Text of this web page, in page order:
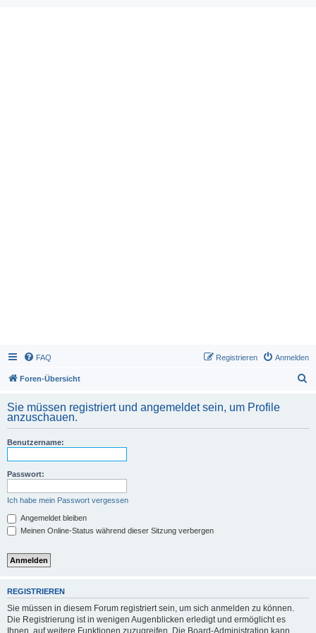
FAQ Anmelden
Registrieren
Foren-Übersicht
h
Sie müssen registriert und angemeldet sein, um Profile
anzuschauen.
Benutzername:
Passwort:
Ich habe mein Passwort vergessen
Angemeldet bleiben
Meinen Online-Status während dieser Sitzung verbergen
REGISTRIEREN
Sie müssen in diesem Forum registriert sein, um sich anmelden zu können.
Die Registrierung ist in wenigen Augenblicken erledigt und ermöglicht es
Ihnen, auf weitere Funktionen zuzugreifen. Die Board-Administration kann